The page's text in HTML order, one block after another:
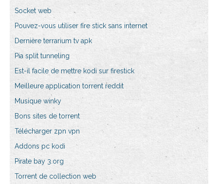
Socket web
Pouvez-vous utiliser fire stick sans internet
Dernière terrarium tv apk
Pia split tunneling
Est-il facile de mettre kodi sur firestick
Meilleure application torrent reddit
Musique winky
Bons sites de torrent
Télécharger zpn vpn
Addons pc kodi
Pirate bay 3.org
Torrent de collection web